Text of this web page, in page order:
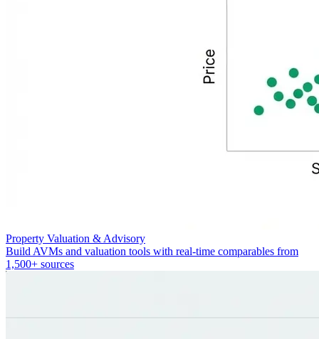
Property Valuation & Advisory
Build AVMs and valuation tools with real-time comparables from
1,500+ sources